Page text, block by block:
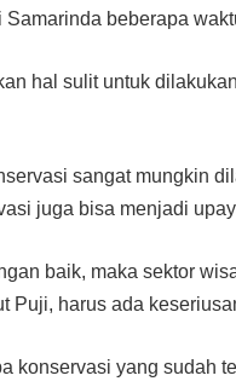
beberapa
hal sulit untuk
sangat mungkin
juga bisa menjadi
baik, maka sektor
Puji, harus ada
konservasi yang sudah